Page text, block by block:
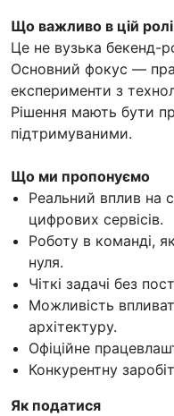
Що важливо в цій ролі
Це не вузька бекенд-
Основний фокус —
експерименти з
Рішення мають бути
підтримуваними.
Що ми пропонуємо
Реальний вплив на
цифрових сервісів.
Роботу в команді,
нуля.
Чіткі задачі без
Можливість
архітектуру.
Офіційне
Конкурентну
Як податися